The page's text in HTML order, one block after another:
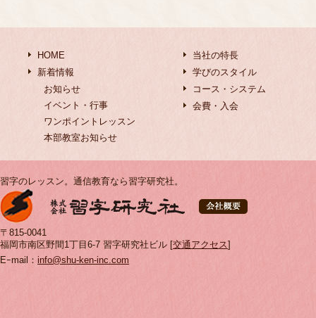
HOME
新着情報
お知らせ
イベント・行事
ワンポイントレッスン
本部教室お知らせ
当社の特長
学びのスタイル
コース・システム
会費・入会
習字のレッスン。通信教育なら習字研究社。
〒815-0041
福岡市南区野間1丁目6-7 習字研究社ビル [交通アクセス]
Eｰmail： info@shu-ken-inc.com